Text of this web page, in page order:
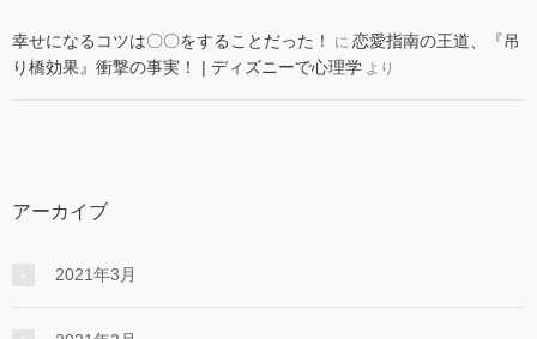
幸せになるコツは〇〇をすることだった！ に 恋愛指南の王道、『吊
り橋効果』衝撃の事実！ | ディズニーで心理学 より
アーカイブ
2021年3月